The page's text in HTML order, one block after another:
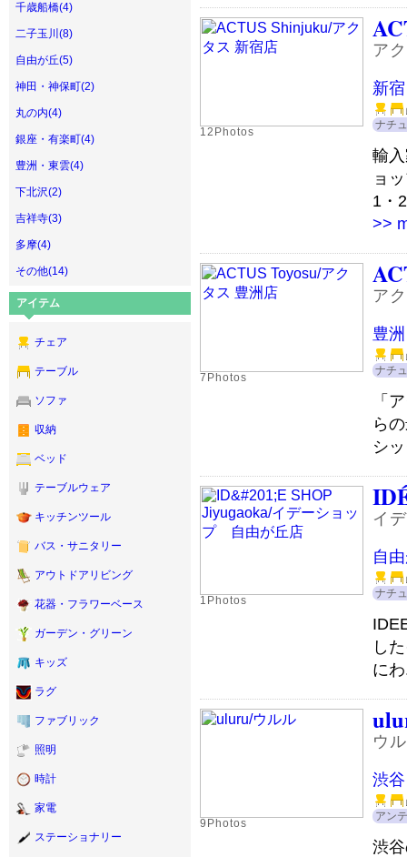
千歳船橋(4)
二子玉川(8)
自由が丘(5)
神田・神保町(2)
丸の内(4)
銀座・有楽町(4)
豊洲・東雲(4)
下北沢(2)
吉祥寺(3)
多摩(4)
その他(14)
アイテム
チェア
テーブル
ソファ
収納
ベッド
テーブルウェア
キッチンツール
バス・サニタリー
アウトドアリビング
花器・フラワーベース
ガーデン・グリーン
キッズ
ラグ
ファブリック
照明
時計
家電
ステーショナリー
12Photos
ア
新宿
ナチ
輸
ョ
1・
>>
7Photos
ア
豊
ナチ
「
ら
シ
1Photos
イ
自
ナチ
し
に
9Photos
ウ
渋谷
アン
渋